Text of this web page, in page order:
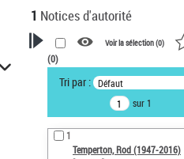
1 Notices d'autorité
VOTRE RECHERCHE
Recherche avancée dans les
notices d’autorité
Œuvres liées à l'auteur :
Temperton, Rod (1947-2016)
Voir la sélection (0)
(0)
Tri par : Défaut
sur 1
1
Temperton, Rod (1947-2016)